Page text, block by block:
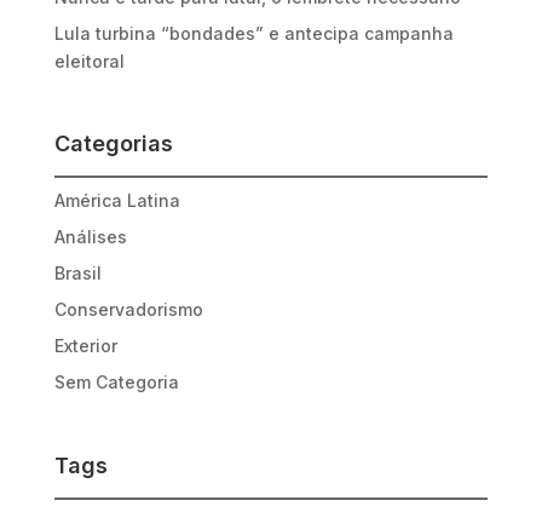
Lula turbina “bondades” e antecipa campanha
eleitoral
Categorias
América Latina
Análises
Brasil
Conservadorismo
Exterior
Sem Categoria
Tags